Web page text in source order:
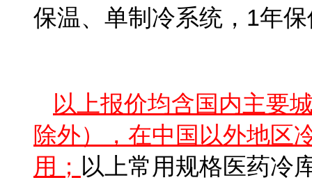
保温、单制冷系统，1年
以上报价均含国内主要
除外），在中国以外地区
用； 以上常用规格医药冷